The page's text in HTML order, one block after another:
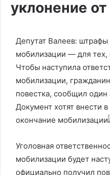
уклонение
Депутат Валеев: штрафы
мобилизации — для тех,
Чтобы наступила
мобилизации,
повестка, сообщил один
Документ хотят внести
окончание мобилизации
Уголовная
мобилизации будет
официально получил